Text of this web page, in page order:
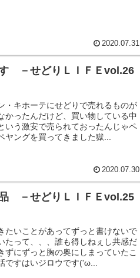
2020.07.31
－せどりＬＩＦＥvol.26
・キホーテにせどりで売れるものが
かったんだけど、買い物している中
いう激安で売られておったんじゃペ
ングを買ってきました獄...
2020.07.30
－せどりＬＩＦＥvol.25
たいことがあってずっと書けないで
たって、、、誰も得しねぇし共感だ
ずにずっと胸の奥にしまっていたこ
ですはいジロウです('ω...